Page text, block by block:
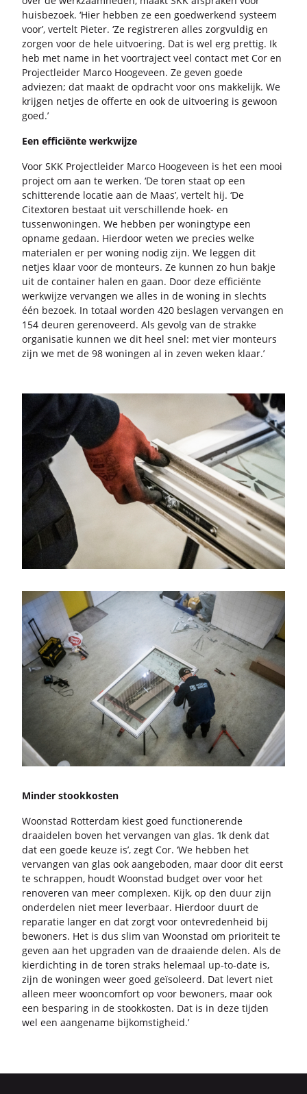
huis­be­zoek. ‘Hier heb­ben ze een goed­wer­kend sys­teem
voor’, ver­telt Pie­ter. ‘Ze re­gi­stre­ren alles zorg­vul­dig en
zor­gen voor de hele uit­voe­ring. Dat is wel erg pret­tig. Ik
heb met name in het voor­tra­ject veel con­tact met Cor en
Pro­ject­lei­der Marco Hoo­ge­veen. Ze geven goede
ad­vie­zen; dat maakt de op­dracht voor ons mak­ke­lijk. We
krij­gen net­jes de of­fer­te en ook de uit­voe­ring is ge­woon
goed.’
Een ef­fi­ci­ën­te werk­wij­ze
Voor SKK Pro­ject­lei­der Marco Hoo­ge­veen is het een mooi
pro­ject om aan te wer­ken. ‘De toren staat op een
schit­te­ren­de lo­ca­tie aan de Maas’, ver­telt hij. ‘De
Ci­tex­to­ren be­staat uit ver­schil­len­de hoek- en
tus­sen­wo­nin­gen. We heb­ben per wo­ning­ty­pe een
op­na­me ge­daan. Hier­door weten we pre­cies welke
ma­te­ri­a­len er per wo­ning nodig zijn. We leg­gen dit
net­jes klaar voor de mon­teurs. Ze kun­nen zo hun bakje
uit de con­tai­ner halen en gaan. Door deze ef­fi­ci­ën­te
werk­wij­ze ver­van­gen we alles in de wo­ning in slechts
één be­zoek. In to­taal wor­den 420 be­sla­gen ver­van­gen en
154 deu­ren ge­re­no­veerd. Als ge­volg van de strak­ke
or­ga­ni­sa­tie kun­nen we dit heel snel: met vier mon­teurs
zijn we met de 98 wo­nin­gen al in zeven weken klaar.’
Min­der stook­kos­ten
Woon­stad Rot­ter­dam kiest goed func­ti­o­ne­ren­de
draai­de­len boven het ver­van­gen van glas. ‘Ik denk dat
dat een goede keuze is’, zegt Cor. ‘We heb­ben het
ver­van­gen van glas ook aan­ge­bo­den, maar door dit eerst
te schrap­pen, houdt Woon­stad bud­get over voor het
re­no­ve­ren van meer com­plexen. Kijk, op den duur zijn
on­der­de­len niet meer le­ver­baar. Hier­door duurt de
re­pa­ra­tie lan­ger en dat zorgt voor on­te­vre­den­heid bij
be­wo­ners. Het is dus slim van Woon­stad om pri­o­ri­teit te
geven aan het up­gra­den van de draai­en­de delen. Als de
kier­dich­ting in de toren straks he­le­maal up-​to-date is,
zijn de wo­nin­gen weer goed ge­ï­so­leerd. Dat le­vert niet
al­leen meer woon­com­fort op voor be­wo­ners, maar ook
een be­spa­ring in de stook­kos­ten. Dat is in deze tij­den
wel een aan­ge­na­me bij­kom­stig­heid.’